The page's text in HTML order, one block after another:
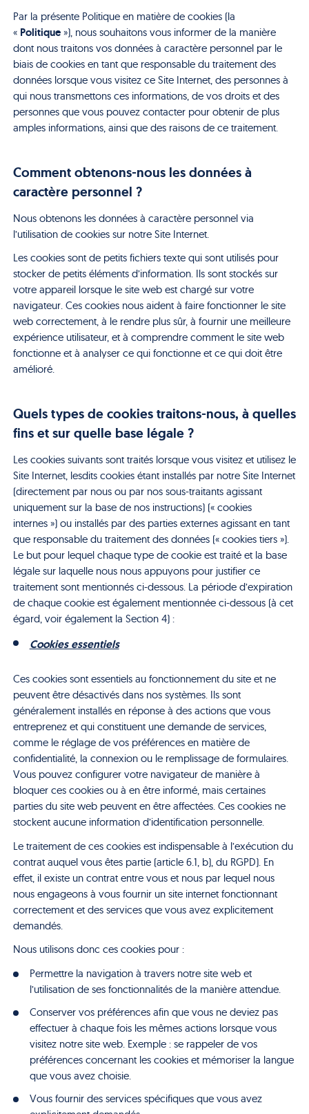
Par la présente Politique en matière de cookies (la
« Politique»), nous souhaitons vous informer de la manière
dont nous traitons vos données à caractère personnel par le
biais de cookies en tant que responsable du traitement des
données lorsque vous visitez ce Site Internet, des personnes à
qui nous transmettons ces informations, de vos droits et des
personnes que vous pouvez contacter pour obtenir de plus
amples informations, ainsi que des raisons de ce traitement.
Comment obtenons-nous les données à
caractère personnel ?
Nous obtenons les données à caractère personnel via
l’utilisation de cookies sur notre Site Internet.
Les cookies sont de petits fichiers texte qui sont utilisés pour
stocker de petits éléments d’information. Ils sont stockés sur
votre appareil lorsque le site web est chargé sur votre
navigateur. Ces cookies nous aident à faire fonctionner le site
web correctement, à le rendre plus sûr, à fournir une meilleure
expérience utilisateur, et à comprendre comment le site web
fonctionne et à analyser ce qui fonctionne et ce qui doit être
amélioré.
Quels types de cookies traitons-nous, à quelles
fins et sur quelle base légale ?
Les cookies suivants sont traités lorsque vous visitez et utilisez le
Site Internet, lesdits cookies étant installés par notre Site Internet
(directement par nous ou par nos sous-traitants agissant
uniquement sur la base de nos instructions) (« cookies
internes ») ou installés par des parties externes agissant en tant
que responsable du traitement des données (« cookies tiers »).
Le but pour lequel chaque type de cookie est traité et la base
légale sur laquelle nous nous appuyons pour justifier ce
traitement sont mentionnés ci-dessous. La période d’expiration
de chaque cookie est également mentionnée ci-dessous (à cet
égard, voir également la Section 4) :
Cookies essentiels
Ces cookies sont essentiels au fonctionnement du site et ne
peuvent être désactivés dans nos systèmes. Ils sont
généralement installés en réponse à des actions que vous
entreprenez et qui constituent une demande de services,
comme le réglage de vos préférences en matière de
confidentialité, la connexion ou le remplissage de formulaires.
Vous pouvez configurer votre navigateur de manière à
bloquer ces cookies ou à en être informé, mais certaines
parties du site web peuvent en être affectées. Ces cookies ne
stockent aucune information d’identification personnelle.
Le traitement de ces cookies est indispensable à l’exécution du
contrat auquel vous êtes partie (article 6.1, b), du RGPD). En
effet, il existe un contrat entre vous et nous par lequel nous
nous engageons à vous fournir un site internet fonctionnant
correctement et des services que vous avez explicitement
demandés.
Nous utilisons donc ces cookies pour :
Permettre la navigation à travers notre site web et
l’utilisation de ses fonctionnalités de la manière attendue.
Conserver vos préférences afin que vous ne deviez pas
effectuer à chaque fois les mêmes actions lorsque vous
visitez notre site web. Exemple : se rappeler de vos
préférences concernant les cookies et mémoriser la langue
que vous avez choisie.
Vous fournir des services spécifiques que vous avez